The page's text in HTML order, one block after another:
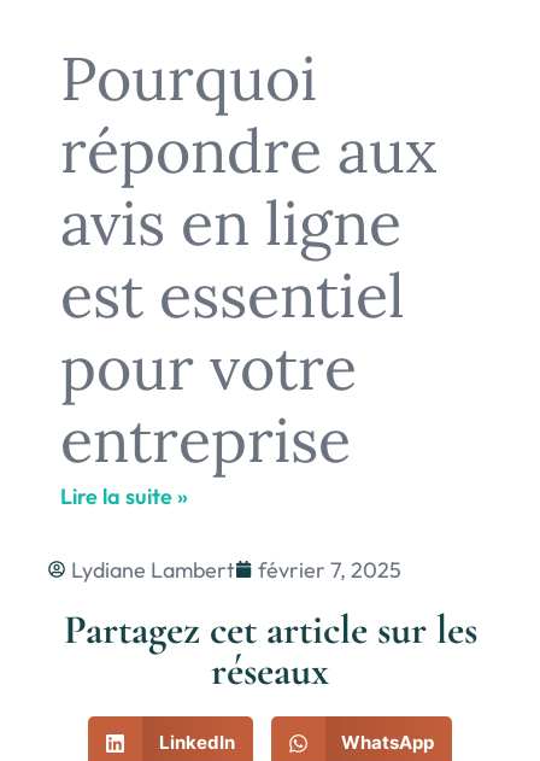
Pourquoi
répondre aux
avis en ligne
est essentiel
pour votre
entreprise
Lire la suite »
Lydiane Lambert février 7, 2025
Partagez cet article sur les
réseaux
LinkedIn WhatsApp